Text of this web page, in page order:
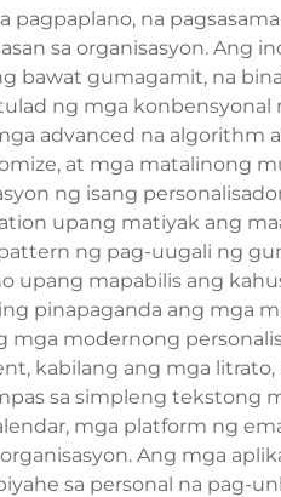
na
sa organisasyon. Ang
bawat gumagamit, na
ng mga konbensyonal
advanced na algorithm
at mga matalinong
ng isang
upang matiyak ang
ng pag-uugali ng
upang mapabilis ang
pinapaganda ang mga
mga modernong
kabilang ang mga litrato,
sa simpleng tekstong
mga platform ng
Ang mga
sa personal na pag-